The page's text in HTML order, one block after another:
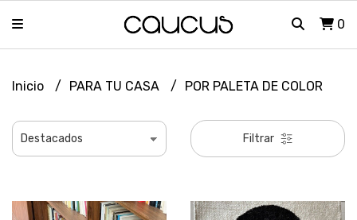
0
Inicio PARA TU CASA POR PALETA DE COLOR
Filtrar